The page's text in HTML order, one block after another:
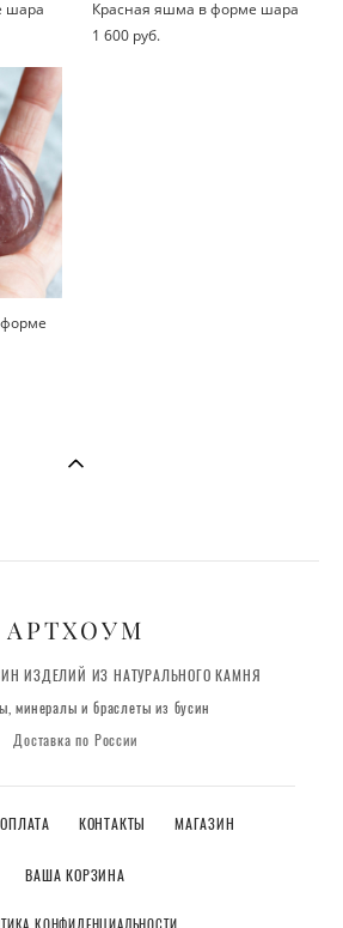
шара
Красная яшма в форме шара
1 600 pуб.
АРТХОУМ
ИЗДЕЛИЙ ИЗ НАТУРАЛЬНОГО КАМНЯ
минералы и браслеты из бусин
Доставка по России
КОНТАКТЫ МАГАЗИН
ВАША КОРЗИНА